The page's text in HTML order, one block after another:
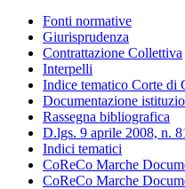
Fonti normative
Giurisprudenza
Contrattazione Collettiva
Interpelli
Indice tematico Corte di
Documentazione
Rassegna bibliografica
D.lgs. 9 aprile 2008, n.
Indici tematici
CoReCo Marche
CoReCo Marche